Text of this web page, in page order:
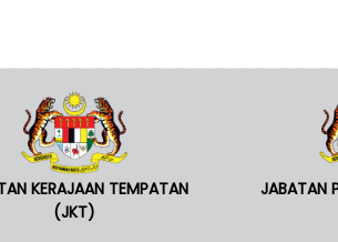
KERAJAAN TEMPATAN
(JKT)
JABATAN